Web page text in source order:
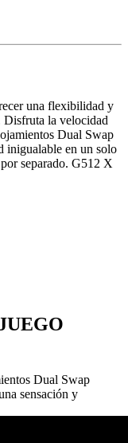
una flexibilidad y
Disfruta la velocidad
Dual Swap
inigualable en un solo
separado. G512 X
Dual Swap
sensación y